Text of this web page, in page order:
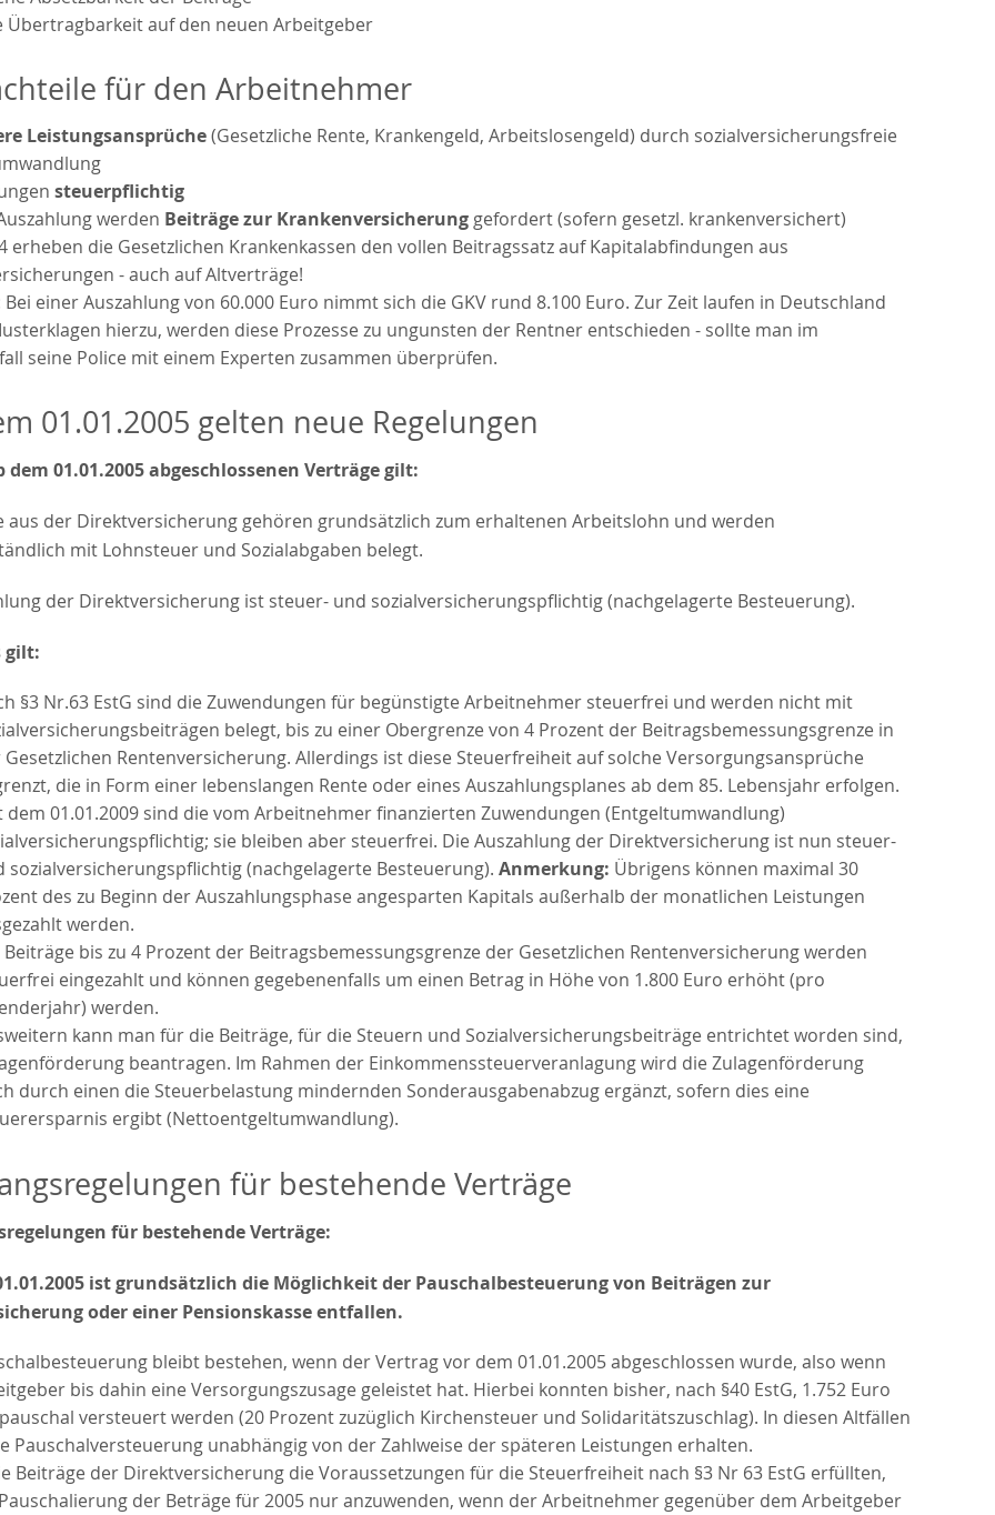
Übertragbarkeit auf den neuen Arbeitgeber
für den Arbeitnehmer
Leistungsansprüche(Gesetzliche Rente, Krankengeld, Arbeitslosengeld) durch sozialversicherungsfreie
steuerpflichtig
werden Beiträge zur Krankenversicherunggefordert (sofern gesetzl. krankenversichert)
erheben die Gesetzlichen Krankenkassen den vollen Beitragssatz auf Kapitalabfindungen aus
- auch auf Altverträge!
Bei einer Auszahlung von 60.000 Euro nimmt sich die GKV rund 8.100 Euro. Zur Zeit laufen in Deutschland
hierzu, werden diese Prozesse zu ungunsten der Rentner entschieden - sollte man im
seine Police mit einem Experten zusammen überprüfen.
01.01.2005 gelten neue Regelungen
dem 01.01.2005 abgeschlossenen Verträge gilt:
aus der Direktversicherung gehören grundsätzlich zum erhaltenen Arbeitslohn und werden
mit Lohnsteuer und Sozialabgaben belegt.
der Direktversicherung ist steuer- und sozialversicherungspflichtig (nachgelagerte Besteuerung).
gilt:
§3 Nr.63 EstG sind die Zuwendungen für begünstigte Arbeitnehmer steuerfrei und werden nicht mit
belegt, bis zu einer Obergrenze von 4 Prozent der Beitragsbemessungsgrenze in
Gesetzlichen Rentenversicherung. Allerdings ist diese Steuerfreiheit auf solche Versorgungsansprüche
die in Form einer lebenslangen Rente oder eines Auszahlungsplanes ab dem 85. Lebensjahr erfolgen.
dem 01.01.2009 sind die vom Arbeitnehmer finanzierten Zuwendungen (Entgeltumwandlung)
sie bleiben aber steuerfrei. Die Auszahlung der Direktversicherung ist nun steuer-
sozialversicherungspflichtig (nachgelagerte Besteuerung).Anmerkung: Übrigens können maximal 30
des zu Beginn der Auszahlungsphase angesparten Kapitals außerhalb der monatlichen Leistungen
werden.
Beiträge bis zu 4 Prozent der Beitragsbemessungsgrenze der Gesetzlichen Rentenversicherung werden
eingezahlt und können gegebenenfalls um einen Betrag in Höhe von 1.800 Euro erhöht (pro
werden.
kann man für die Beiträge, für die Steuern und Sozialversicherungsbeiträge entrichtet worden sind,
beantragen. Im Rahmen der Einkommenssteuerveranlagung wird die Zulagenförderung
durch einen die Steuerbelastung mindernden Sonderausgabenabzug ergänzt, sofern dies eine
ergibt (Nettoentgeltumwandlung).
für bestehende Verträge
für bestehende Verträge:
ist grundsätzlich die Möglichkeit der Pauschalbesteuerung von Beiträgen zur
oder einer Pensionskasse entfallen.
bleibt bestehen, wenn der Vertrag vor dem 01.01.2005 abgeschlossen wurde, also wenn
bis dahin eine Versorgungszusage geleistet hat. Hierbei konnten bisher, nach §40 EstG, 1.752 Euro
versteuert werden (20 Prozent zuzüglich Kirchensteuer und Solidaritätszuschlag). In diesen Altfällen
Pauschalversteuerung unabhängig von der Zahlweise der späteren Leistungen erhalten.
Beiträge der Direktversicherung die Voraussetzungen für die Steuerfreiheit nach §3 Nr 63 EstG erfüllten,
der Beträge für 2005 nur anzuwenden, wenn der Arbeitnehmer gegenüber dem Arbeitgeber